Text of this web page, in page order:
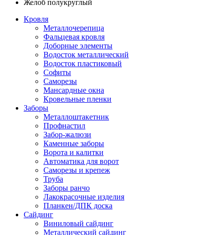
Желоб полукруглый
Кровля
Металлочерепица
Фальцевая кровля
Доборные элементы
Водосток металлический
Водосток пластиковый
Софиты
Саморезы
Мансардные окна
Кровельные пленки
Заборы
Металлоштакетник
Профнастил
Забор-жалюзи
Каменные заборы
Ворота и калитки
Автоматика для ворот
Саморезы и крепеж
Труба
Заборы ранчо
Лакокрасочные изделия
Планкен/ДПК доска
Сайдинг
Виниловый сайдинг
Металлический сайдинг